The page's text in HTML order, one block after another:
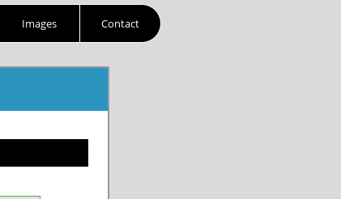
Images Contact